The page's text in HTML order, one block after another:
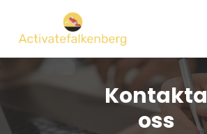
content
Kontakta
oss